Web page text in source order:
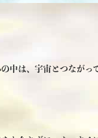
中は、宇宙とつながっ